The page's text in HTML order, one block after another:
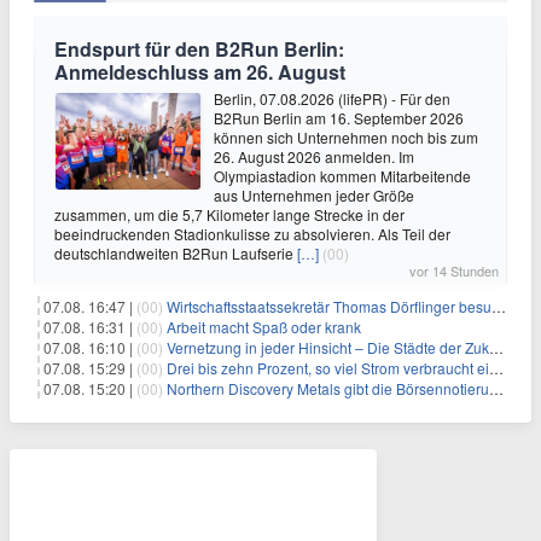
Endspurt für den B2Run Berlin:
Anmeldeschluss am 26. August
Berlin, 07.08.2026 (lifePR) - Für den
B2Run Berlin am 16. September 2026
können sich Unternehmen noch bis zum
26. August 2026 anmelden. Im
Olympiastadion kommen Mitarbeitende
aus Unternehmen jeder Größe
zusammen, um die 5,7 Kilometer lange Strecke in der
beeindruckenden Stadionkulisse zu absolvieren. Als Teil der
deutschlandweiten B2Run Laufserie […] (00)
vor 14 Stunden
07.08. 16:47 | (00) Wirtschaftsstaatssekretär Thomas Dörflinger besucht Handwerksbetrieb im Kammerbezirk Freiburg
07.08. 16:31 | (00) Arbeit macht Spaß oder krank
07.08. 16:10 | (00) Vernetzung in jeder Hinsicht – Die Städte der Zukunft sind grün-blau
07.08. 15:29 | (00) Drei bis zehn Prozent, so viel Strom verbraucht ein Aufzug im Gebäude
07.08. 15:20 | (00) Northern Discovery Metals gibt die Börsennotierung an der Frankfurter Wertpapierbörse bekannt